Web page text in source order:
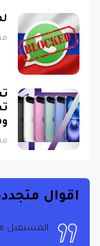
اقوال
المستقبل